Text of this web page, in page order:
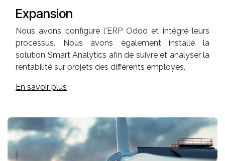
Expansion
Nous avons configuré l'ERP Odoo et intégré leurs
processus. Nous avons également installé la
solution Smart Analytics afin de suivre et analyser la
rentabilité sur projets des différents employés.
En savoir plus